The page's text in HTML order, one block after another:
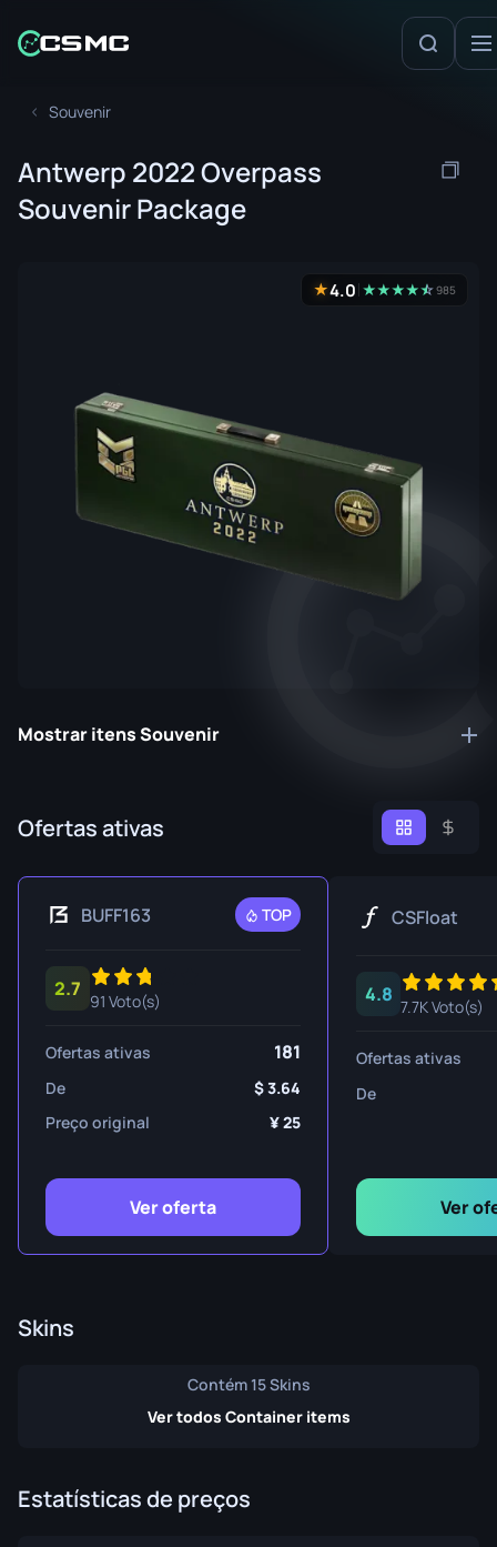
Souvenir
Antwerp 2022 Overpass
Souvenir Package
★4.0 ★★★★★
☆985
Mostrar itens Souvenir
Ofertas ativas
BUFF163 TOP
2.7
91 Voto(s)
Ofertas ativas 181
De
3.64
Preço original
25
Ver oferta
CSFloat
4.8
7.7K Voto(s)
Ofertas ativas
De
Ver
Skins
Contém 15 Skins
Ver todos Container items
Estatísticas de preços